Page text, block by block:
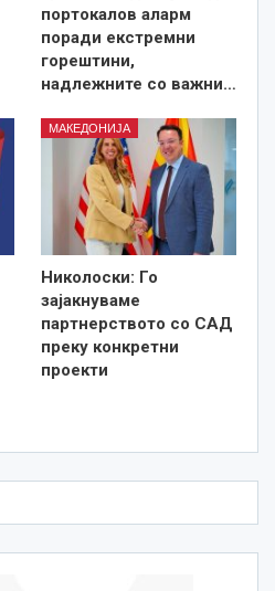
портокалов аларм
поради екстремни
горештини,
надлежните со важни…
МАКЕДОНИЈА
Николоски: Го
зајакнуваме
партнерството со САД
преку конкретни
проекти